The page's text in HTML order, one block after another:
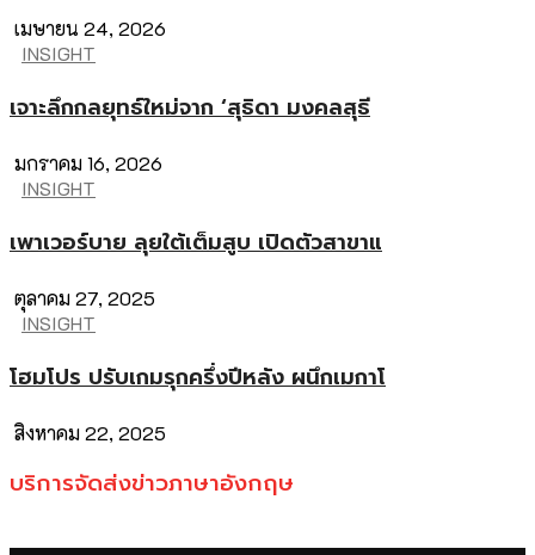
เมษายน 24, 2026
INSIGHT
เจาะลึกกลยุทธ์ใหม่จาก ‘สุธิดา มงคลสุธี
มกราคม 16, 2026
INSIGHT
เพาเวอร์บาย ลุยใต้เต็มสูบ เปิดตัวสาขาแ
ตุลาคม 27, 2025
INSIGHT
โฮมโปร ปรับเกมรุกครึ่งปีหลัง ผนึกเมกาโ
สิงหาคม 22, 2025
บริการจัดส่งข่าวภาษาอังกฤษ